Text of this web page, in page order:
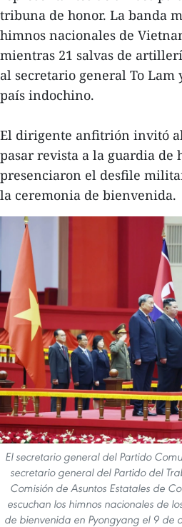
tribuna de honor. La banda
himnos nacionales de
mientras 21 salvas de
al secretario general To Lam
país indochino.
El dirigente anfitrión invitó
pasar revista a la guardia de
presenciaron el desfile
la ceremonia de bienvenida.
El secretario general del Partido
secretario general del Partido del
Comisión de Asuntos Estatales de
escuchan los himnos nacionales de
de bienvenida en Pyongyang el 9 de